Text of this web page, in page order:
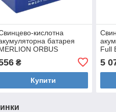
кислотна
батарея
ORBUS
₴
Купити
Full
5